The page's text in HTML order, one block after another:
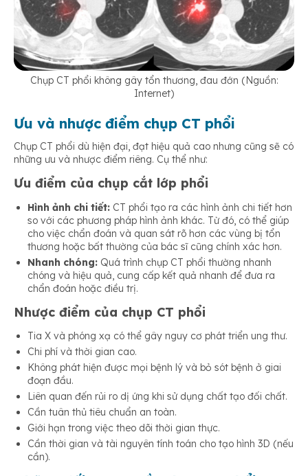
Chụp CT phổi không gây tổn thương, đau đớn (Nguồn:
Internet)
Ưu và nhược điểm chụp CT phổi
Chụp CT phổi dù hiện đại, đạt hiệu quả cao nhưng cũng sẽ có
những ưu và nhược điểm riêng. Cụ thể như:
Ưu điểm của chụp cắt lớp phổi
Hình ảnh chi tiết: CT phổi tạo ra các hình ảnh chi tiết hơn
so với các phương pháp hình ảnh khác. Từ đó, có thể giúp
cho việc chẩn đoán và quan sát rõ hơn các vùng bị tổn
thương hoặc bất thường của bác sĩ cũng chính xác hơn.
Nhanh chóng: Quá trình chụp CT phổi thường nhanh
chóng và hiệu quả, cung cấp kết quả nhanh để đưa ra
chẩn đoán hoặc điều trị.
Nhược điểm của chụp CT phổi
Tia X và phóng xạ có thể gây nguy cơ phát triển ung thư.
Chi phí và thời gian cao.
Không phát hiện được mọi bệnh lý và bỏ sót bệnh ở giai
đoạn đầu.
Liên quan đến rủi ro dị ứng khi sử dụng chất tạo đối chất.
Cần tuân thủ tiêu chuẩn an toàn.
Giới hạn trong việc theo dõi thời gian thực.
Cần thời gian và tài nguyên tính toán cho tạo hình 3D (nếu
cần).